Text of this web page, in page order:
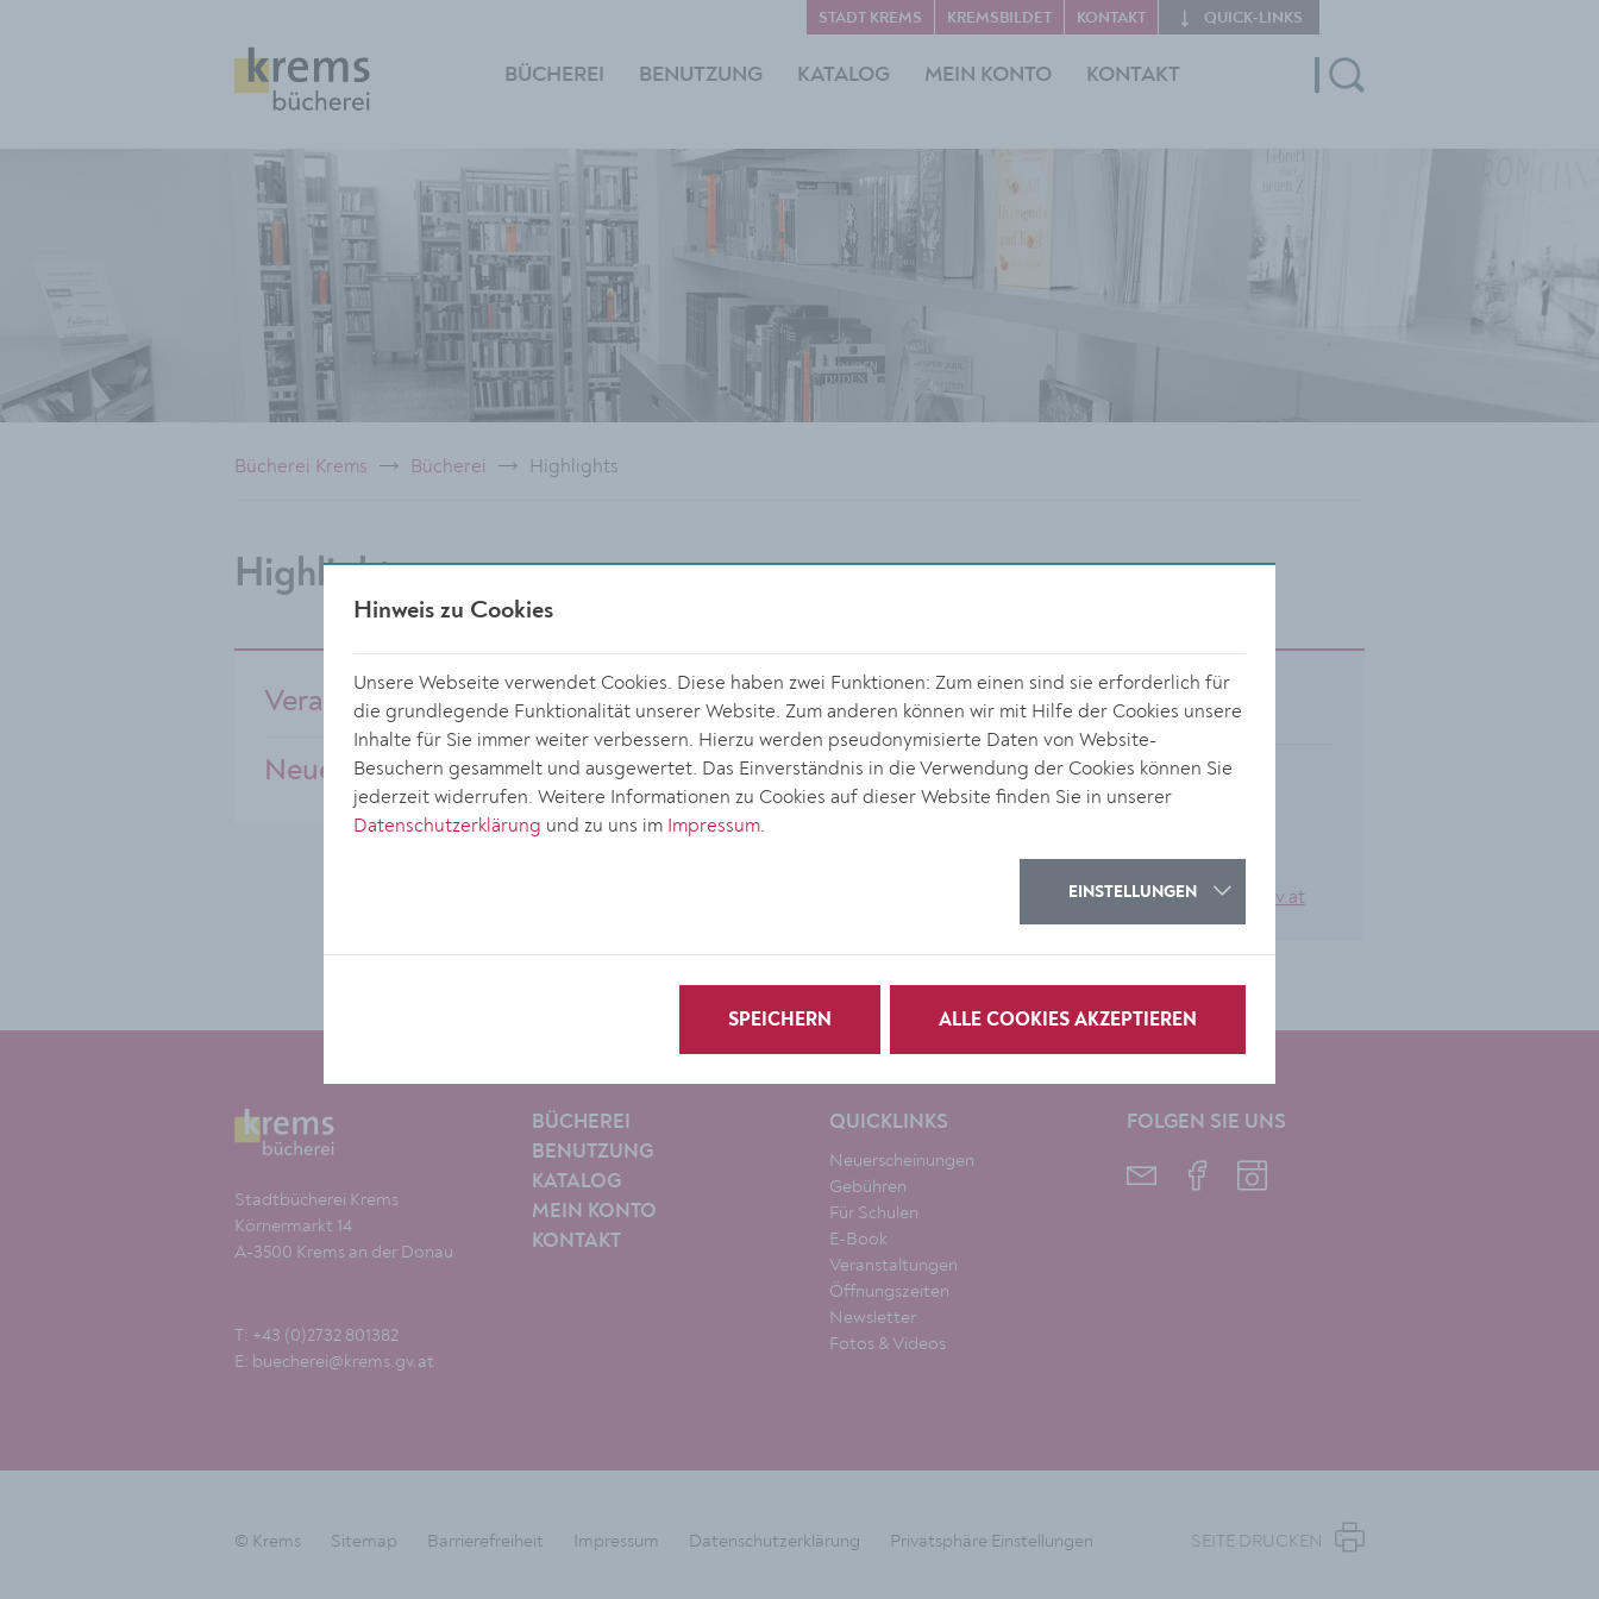
BÜCHEREI BENUTZUNG KATALOG MEIN KONTO KONTAKT
STADT KREMS KREMSBILDET KONTAKT QUICK‑LINKS
Bücherei Krems Bücherei Highlights
Highlights
Veranstaltungen
Neuerscheinungen
Kontakt
Körnermarkt 14
3500 Krems
buecherei@krems.gv.at
Stadtbücherei Krems
Körnermarkt 14
A-3500 Krems an der Donau
T: +43 (0)2732 801382
E: buecherei@krems.gv.at
BÜCHEREI
BENUTZUNG
KATALOG
MEIN KONTO
KONTAKT
QUICKLINKS
Neuerscheinungen
Gebühren
Für Schulen
E-Book
Veranstaltungen
Öffnungszeiten
Newsletter
Fotos & Videos
FOLGEN SIE UNS
© Krems Sitemap Barrierefreiheit Impressum Datenschutzerklärung Privatsphäre Einstellungen SEITE DRUCKEN
Hinweis zu Cookies
Unsere Webseite verwendet Cookies. Diese haben zwei Funktionen: Zum einen sind sie erforderlich für
die grundlegende Funktionalität unserer Website. Zum anderen können wir mit Hilfe der Cookies unsere
Inhalte für Sie immer weiter verbessern. Hierzu werden pseudonymisierte Daten von Website-
Besuchern gesammelt und ausgewertet. Das Einverständnis in die Verwendung der Cookies können Sie
jederzeit widerrufen. Weitere Informationen zu Cookies auf dieser Website finden Sie in unserer
Datenschutzerklärung und zu uns im Impressum.
EINSTELLUNGEN
SPEICHERN ALLE COOKIES AKZEPTIEREN